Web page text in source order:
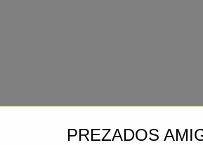
PREZADOS